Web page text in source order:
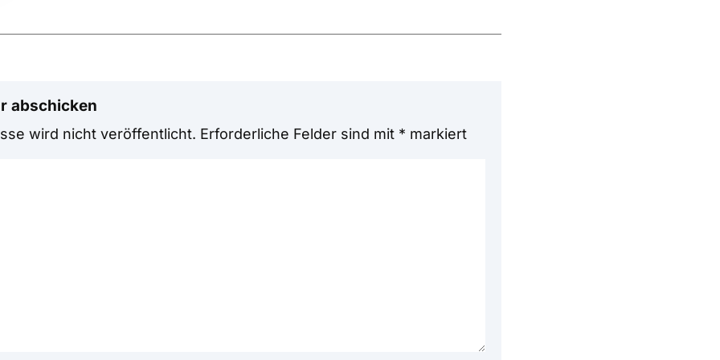
abschicken
wird nicht veröffentlicht. Erforderliche Felder sind mit * markiert